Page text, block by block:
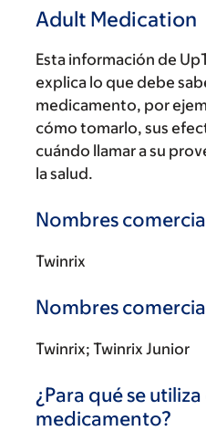
Adult Medication
Esta información de
explica lo que debe
medicamento, por
cómo tomarlo, sus
cuándo llamar a su
la salud.
Nombres
Twinrix
Nombres
Twinrix; Twinrix Junior
¿Para qué se
medicamento?